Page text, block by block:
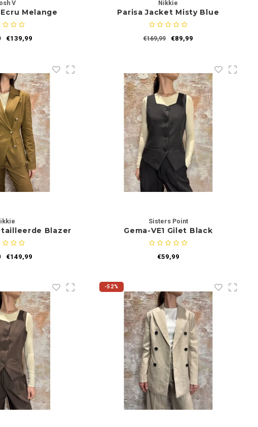
V
Melange
€139,99
Nikkie
Parisa Jacket Misty Blue
€169,99 €89,99
Blazer
€149,99
Sisters Point
Gema-VE1 Gilet Black
€59,99
-52%